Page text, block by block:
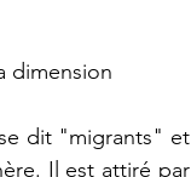
dimension
dit "migrants" et
Il est attiré par